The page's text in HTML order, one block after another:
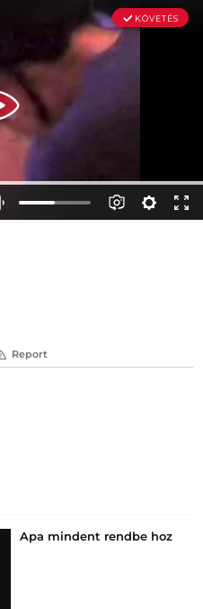
Report
Apa mindent rendbe hoz